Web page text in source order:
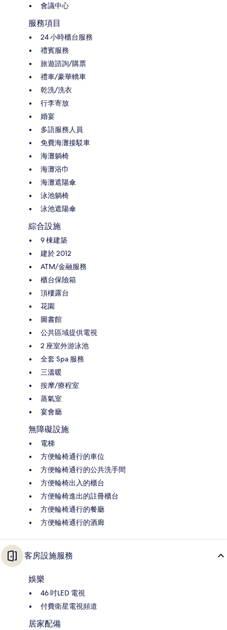
會議中心
服務項目
24 小時櫃台服務
禮賓服務
旅遊諮詢/購票
禮車/豪華轎車
乾洗/洗衣
行李寄放
婚宴
多語服務人員
免費海灘接駁車
海灘躺椅
海灘浴巾
海灘遮陽傘
泳池躺椅
泳池遮陽傘
綜合設施
9 棟建築
建於 2012
ATM/金融服務
櫃台保險箱
頂樓露台
花園
圖書館
公共區域提供電視
2 座室外游泳池
全套 Spa 服務
三溫暖
按摩/療程室
蒸氣室
宴會廳
無障礙設施
電梯
方便輪椅通行的車位
方便輪椅通行的公共洗手間
方便輪椅出入的櫃台
方便輪椅進出的註冊櫃台
方便輪椅通行的餐廳
方便輪椅通行的酒廊
客房設施服務
娛樂
46 吋LED 電視
付費衛星電視頻道
居家配備